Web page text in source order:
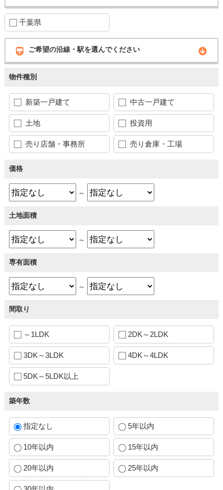
千葉県
ご希望の沿線・駅を選んでください
物件種別
新築一戸建て 中古一戸建て
土地 投資用
売り店舗・事務所 売り倉庫・工場
価格
～
土地面積
～
専有面積
～
間取り
～1LDK 2DK～2LDK
3DK～3LDK 4DK～4LDK
5DK～5LDK以上
築年数
指定なし 5年以内
10年以内 15年以内
20年以内 25年以内